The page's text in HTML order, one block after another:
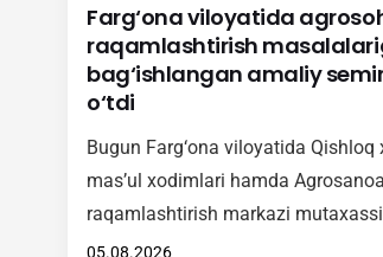
Farg‘ona viloyatida
raqamlashtirish
bag‘ishlangan amaliy
o‘tdi
Bugun Farg‘ona viloyatida Qishloq
mas’ul xodimlari hamda
raqamlashtirish markazi
agrosohada raqamli
05.08.2026